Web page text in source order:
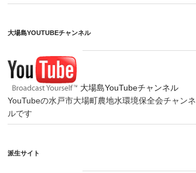
大場島YOUTUBEチャンネル
大場島YouTubeチャンネル
YouTubeの水戸市大場町農地水環境保全会チャンネ
ルです
派生サイト